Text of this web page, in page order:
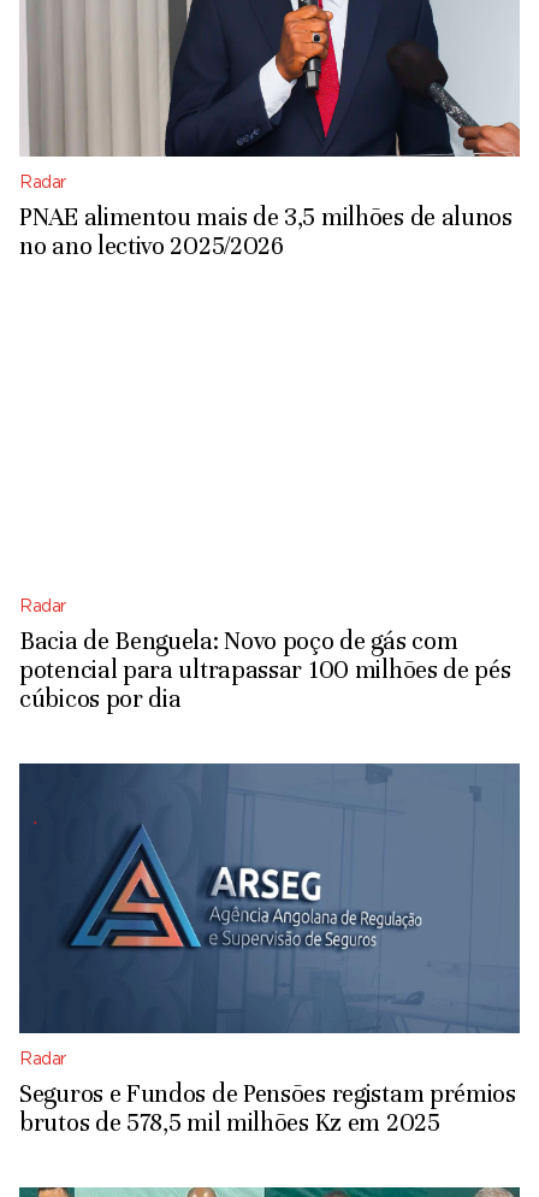
Radar
PNAE alimentou mais de 3,5 milhões de alunos
no ano lectivo 2025/2026
Radar
Bacia de Benguela: Novo poço de gás com
potencial para ultrapassar 100 milhões de pés
cúbicos por dia
Radar
Seguros e Fundos de Pensões registam prémios
brutos de 578,5 mil milhões Kz em 2025